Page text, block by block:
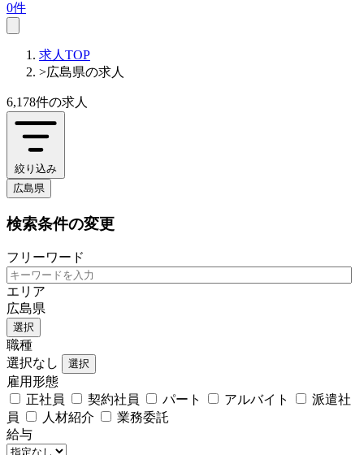
0件
求人TOP
>広島県の求人
6,178件の求人
絞り込み
広島県
検索条件の変更
フリーワード
エリア
広島県
選択
職種
選択なし
選択
雇用形態
正社員
契約社員 パート アルバイト
派遣社
員
人材紹介
業務委託
給与